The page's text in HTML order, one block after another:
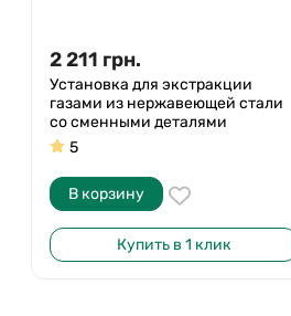
2 211 грн.
Установка для экстракции
газами из нержавеющей стали
со сменными деталями
5
В корзину
Купить в 1 клик